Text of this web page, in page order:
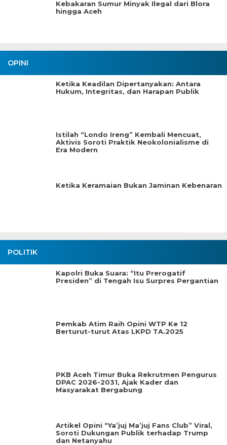
Kebakaran Sumur Minyak Ilegal dari Blora
hingga Aceh
OPINI
Ketika Keadilan Dipertanyakan: Antara
Hukum, Integritas, dan Harapan Publik
Istilah “Londo Ireng” Kembali Mencuat,
Aktivis Soroti Praktik Neokolonialisme di
Era Modern
Ketika Keramaian Bukan Jaminan Kebenaran
POLITIK
Kapolri Buka Suara: “Itu Prerogatif
Presiden” di Tengah Isu Surpres Pergantian
Pemkab Atim Raih Opini WTP Ke 12
Berturut-turut Atas LKPD TA.2025
PKB Aceh Timur Buka Rekrutmen Pengurus
DPAC 2026-2031, Ajak Kader dan
Masyarakat Bergabung
Artikel Opini “Ya’juj Ma’juj Fans Club” Viral,
Soroti Dukungan Publik terhadap Trump
dan Netanyahu